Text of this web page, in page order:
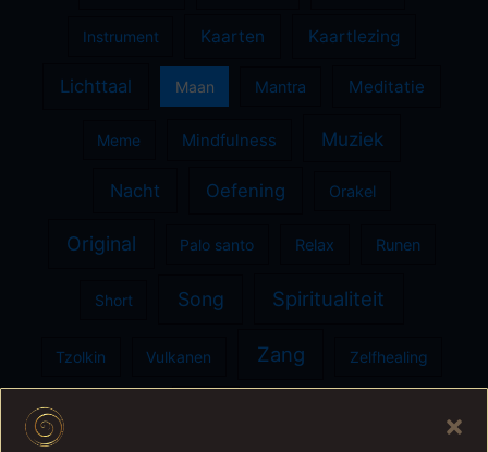
Instrument Kaarten Kaartlezing
Lichttaal Maan Mantra Meditatie
Meme Mindfulness Muziek
Nacht Oefening Orakel
Original Palo santo Relax Runen
Short Song Spiritualiteit
Tzolkin Vulkanen Zang Zelfhealing